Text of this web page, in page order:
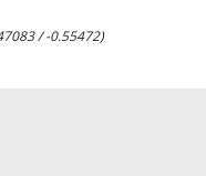
/ -0.55472)